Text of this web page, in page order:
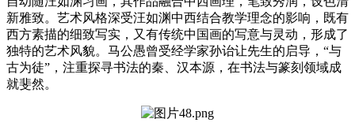
新雅致。艺术风格深受汪如渊中西结合教学理念的影响，既有
西方素描的细致写实，又有传统中国画的写意与灵动，形成了
独特的艺术风貌。马公愚曾受经学家孙诒让先生的启导，“与
古为徒”，注重探寻书法的秦、汉本源，在书法与篆刻领域成
就斐然。